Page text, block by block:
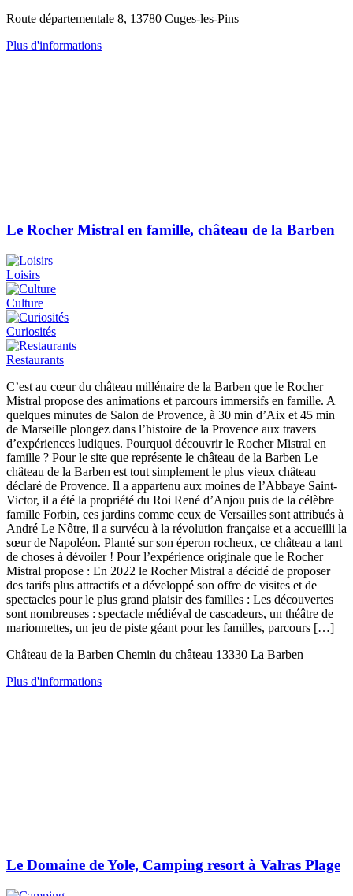
Route départementale 8, 13780 Cuges-les-Pins
Plus d'informations
Le Rocher Mistral en famille, château de la Barben
Loisirs
Culture
Curiosités
Restaurants
C’est au cœur du château millénaire de la Barben que le Rocher
Mistral propose des animations et parcours immersifs en famille. A
quelques minutes de Salon de Provence, à 30 min d’Aix et 45 min
de Marseille plongez dans l’histoire de la Provence aux travers
d’expériences ludiques. Pourquoi découvrir le Rocher Mistral en
famille ? Pour le site que représente le château de la Barben Le
château de la Barben est tout simplement le plus vieux château
déclaré de Provence. Il a appartenu aux moines de l’Abbaye Saint-
Victor, il a été la propriété du Roi René d’Anjou puis de la célèbre
famille Forbin, ces jardins comme ceux de Versailles sont attribués à
André Le Nôtre, il a survécu à la révolution française et a accueilli la
sœur de Napoléon. Planté sur son éperon rocheux, ce château a tant
de choses à dévoiler ! Pour l’expérience originale que le Rocher
Mistral propose : En 2022 le Rocher Mistral a décidé de proposer
des tarifs plus attractifs et a développé son offre de visites et de
spectacles pour le plus grand plaisir des familles : Les découvertes
sont nombreuses : spectacle médiéval de cascadeurs, un théâtre de
marionnettes, un jeu de piste géant pour les familles, parcours […]
Château de la Barben Chemin du château 13330 La Barben
Plus d'informations
Le Domaine de Yole, Camping resort à Valras Plage